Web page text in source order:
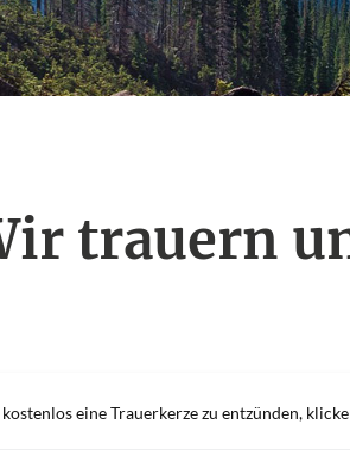
trauern
kostenlos eine Trauerkerze zu entzünden,